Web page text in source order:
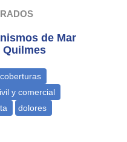
de Mar
Quilmes